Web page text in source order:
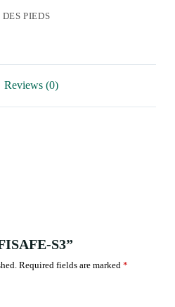
PIEDS
Reviews (0)
S3”
Required fields are marked *